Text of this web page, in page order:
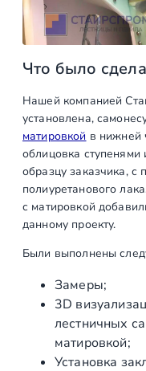
а
т
ч
к
а
с
м
а
и
Что было
Нашей компанией
установлена,
матировкой в нижней
облицовка
образцу заказчика, с
полиуретанового
с матировкой
данному проекту.
Были выполнены
Замеры;
3D
лестничных
матировкой;
Установка